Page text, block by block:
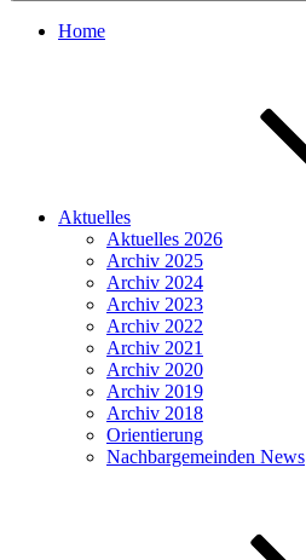
Home
Aktuelles
Aktuelles 2026
Archiv 2025
Archiv 2024
Archiv 2023
Archiv 2022
Archiv 2021
Archiv 2020
Archiv 2019
Archiv 2018
Orientierung
Nachbargemeinden News